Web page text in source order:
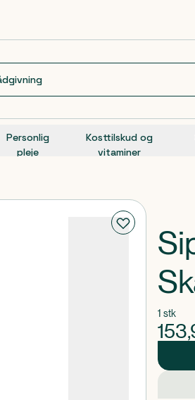
Personlig
pleje
Kosttilskud og
vitaminer
1 stk